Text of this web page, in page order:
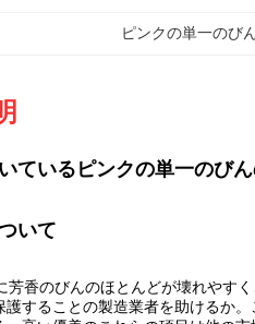
ピンクの単一のび
ているピンクの単一のび
いて
芳香のびんのほとんどが壊れやす
護することの製造業者を助けるか